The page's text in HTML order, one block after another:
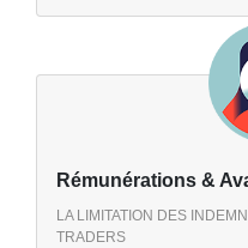
Rémunérations &
LA LIMITATION DES
TRADERS